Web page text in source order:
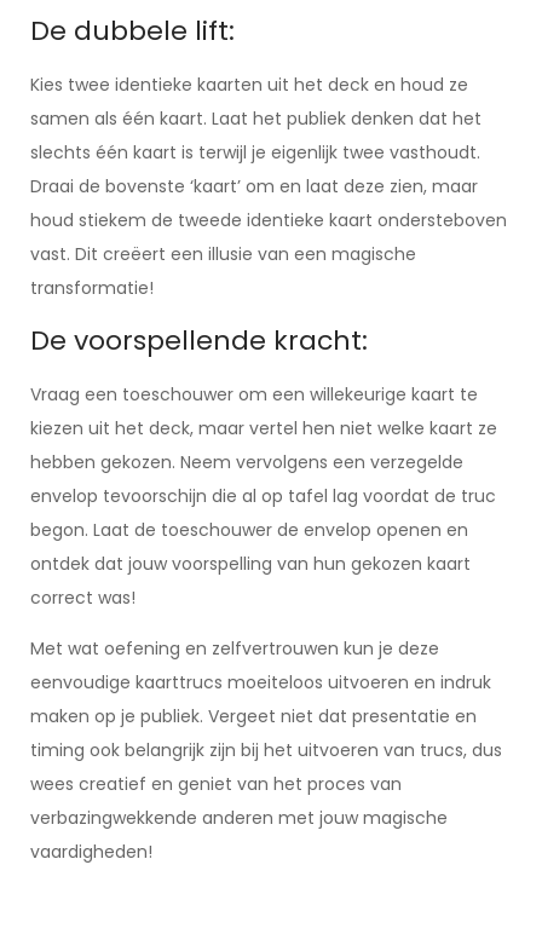
De dubbele lift:
Kies twee identieke kaarten uit het deck en houd ze
samen als één kaart. Laat het publiek denken dat het
slechts één kaart is terwijl je eigenlijk twee vasthoudt.
Draai de bovenste ‘kaart’ om en laat deze zien, maar
houd stiekem de tweede identieke kaart ondersteboven
vast. Dit creëert een illusie van een magische
transformatie!
De voorspellende kracht:
Vraag een toeschouwer om een willekeurige kaart te
kiezen uit het deck, maar vertel hen niet welke kaart ze
hebben gekozen. Neem vervolgens een verzegelde
envelop tevoorschijn die al op tafel lag voordat de truc
begon. Laat de toeschouwer de envelop openen en
ontdek dat jouw voorspelling van hun gekozen kaart
correct was!
Met wat oefening en zelfvertrouwen kun je deze
eenvoudige kaarttrucs moeiteloos uitvoeren en indruk
maken op je publiek. Vergeet niet dat presentatie en
timing ook belangrijk zijn bij het uitvoeren van trucs, dus
wees creatief en geniet van het proces van
verbazingwekkende anderen met jouw magische
vaardigheden!